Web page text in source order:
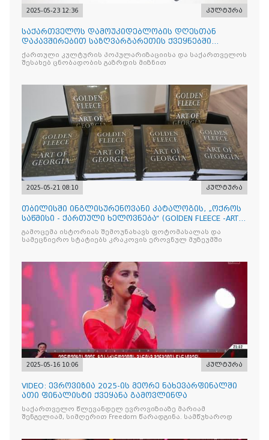
2025-05-23 12:36 კულტურა
საქართველოს დამოუკიდებლობის დღესთან
დაკავშირებით საზღვარგარეთის ქვეყნებში
ქართული კულტურის დღეები აღ
ქართული კულტურის პოპულარიზაციისა და საქართველოს
შესახებ ცნობადობის გაზრდის მიზნით
2025-05-21 08:10 კულტურა
თბილისში ინგლისურენოვანი კატალოგის, „ოქროს
საწმისი - ქართული ხელოვნება“ (GOlDEN FLEECE -ART
OF GEORG
გამოცემა ისტორიას შემოუნახავს ფოტომასალას და
სამეცნიერო სტატიებს კრაკოვის ეროვნულ მუზეუმში
2025-05-16 10:06 კულტურა
VIDEO: ევროვიზია 2025-ის მეორე ნახევარფინალში
ათი ფინალისტი ქვეყანა გამოვლინდა
საქართველო წლევანდელ ევროვიზიაზე მარიამ
შენგელიამ, სიმღერით Freedom წარადგინა. სამწუხაროდ